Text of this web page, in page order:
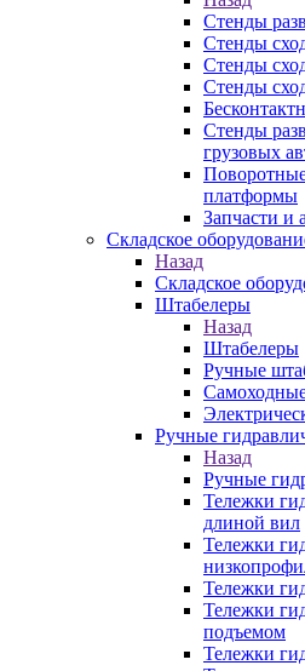
Стенды
Стенды
Стенды
Стенды
Стенды
грузовых
платформы
Запчасти и
Складское
Назад
Складское
Штабелеры
Назад
Штабелеры
Ручные
Ручные
Назад
Ручные
Тележки
длиной вил
Тележки
Тележки
Тележки
подъемом
Тележки